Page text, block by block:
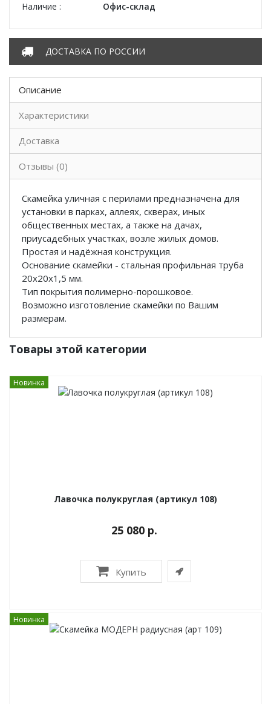
Наличие :
Офис-склад
ДОСТАВКА ПО РОССИИ
Описание
Характеристики
Доставка
Отзывы (0)
Скамейка уличная с перилами предназначена для
установки в парках, аллеях, скверах, иных
общественных местах, а также на дачах,
приусадебных участках, возле жилых домов.
Простая и надёжная конструкция.
Основание скамейки - стальная профильная труба
20х20х1,5 мм.
Тип покрытия полимерно-порошковое.
Возможно изготовление скамейки по Вашим
размерам.
Товары этой категории
Новинка
Лавочка полукруглая (артикул 108)
25 080 р.
Купить
Новинка